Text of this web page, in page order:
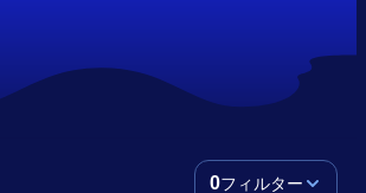
0フィルター